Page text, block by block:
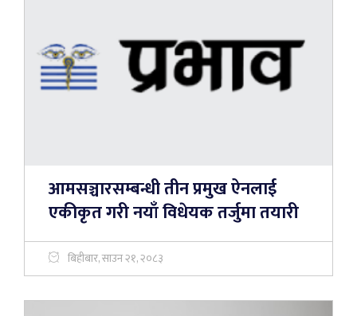
आमसञ्चारसम्बन्धी तीन प्रमुख ऐनलाई
एकीकृत गरी नयाँ विधेयक तर्जुमा तयारी
बिहीबार, साउन २१, २०८३